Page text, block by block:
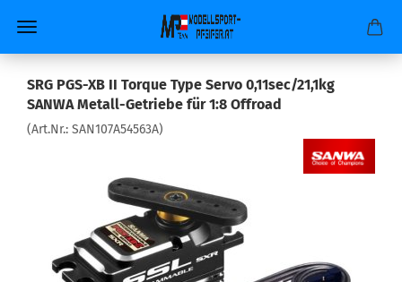
SRG PGS-XB II Torque Type Servo 0,11sec/21,1kg
SANWA Metall-Getriebe für 1:8 Offroad
(Art.Nr.: SAN107A54563A)